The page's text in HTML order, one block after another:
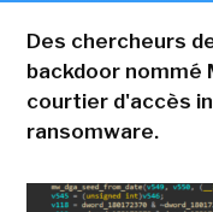
Des chercheurs
backdoor nommé
courtier d'accès
ransomware.